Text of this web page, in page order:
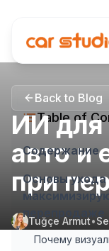
Back to Blog
ИИ для
авто и
при
Tuğçe Armut•
Table of
Содержание
Основы
перепродаже
Почему